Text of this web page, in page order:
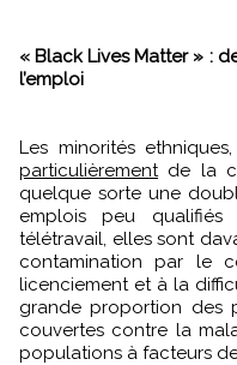
« Black Lives Matter » :
l’emploi
Les minorités
particulièrement de la
quelque sorte une
emplois peu
télétravail, elles sont
contamination par le
licenciement et à la
grande proportion des
couvertes contre la
populations à facteurs